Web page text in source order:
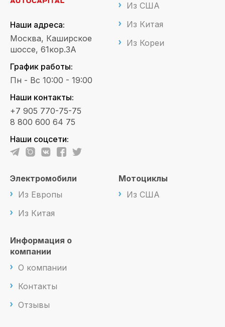
Наши адреса:
Москва, Каширское
шоссе, 61кор.3А
График работы:
Пн - Вс 10:00 - 19:00
Наши контакты:
+7 905 770-75-75
8 800 600 64 75
Наши соцсети:
Из США
Из Китая
Из Кореи
Электромобили
Из Европы
Из Китая
Мотоциклы
Из США
Информация о
компании
О компании
Контакты
Отзывы